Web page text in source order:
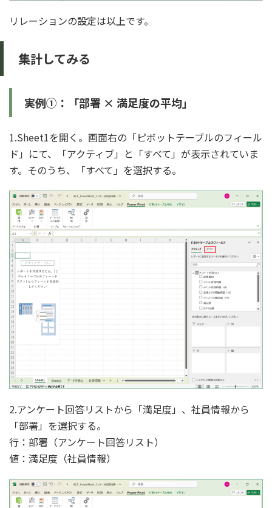
リレーションの設定は以上です。
集計してみる
実例①：「部署 × 満足度の平均」
1.Sheet1を開く。画面右の「ピボットテーブルのフィール
ド」にて、「アクティブ」と「すべて」が表示されていま
す。そのうち、「すべて」を選択する。
2.アンケート回答リストから「満足度」、社員情報から
「部署」を選択する。
行：部署（アンケート回答リスト）
値：満足度（社員情報）